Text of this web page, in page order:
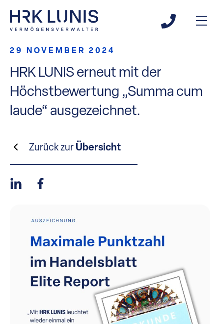
29 NOVEMBER 2024
HRK LUNIS erneut mit der
Höchstbewertung „Summa cum
laude“ ausgezeichnet.
Zurück zur Übersicht